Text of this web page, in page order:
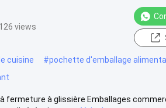
126 views
cuisine #pochette d'emballage
fermeture à glissière Emballages